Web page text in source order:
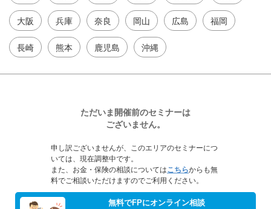
大阪 兵庫 奈良 岡山 広島 福岡
長崎 熊本 鹿児島 沖縄
ただいま開催前のセミナーは
ございません。
申し訳ございませんが、このエリアのセミナーにつ
いては、現在調整中です。
また、お金・保険の相談についてはこちらからも無
料でご相談いただけますのでご利用ください。
無料でFPにオンライン相談